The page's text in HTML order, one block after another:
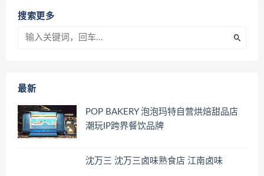
搜索更多
最新
POP BAKERY 泡泡玛特自营烘焙甜品店
潮玩IP跨界餐饮品牌
沈万三 沈万三卤味熟食店 江南卤味